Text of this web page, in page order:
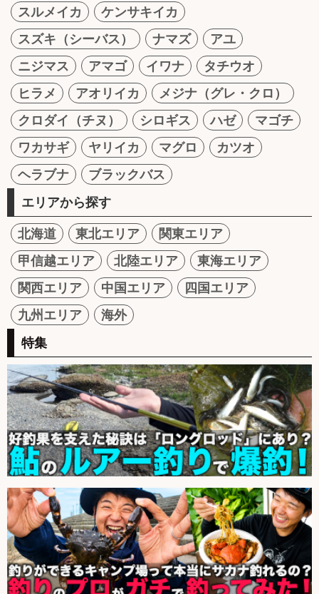
スルメイカ
ケンサキイカ
スズキ（シーバス）
ナマズ
アユ
ニジマス
アマゴ イワナ
タチウオ
ヒラメ
アオリイカ
メジナ（グレ・クロ）
クロダイ（チヌ）
シロギス ハゼ
マゴチ
ワカサギ
ヤリイカ マグロ
カツオ
ヘラブナ
ブラックバス
エリアから探す
北海道 東北エリア
関東エリア
甲信越エリア
北陸エリア
東海エリア
関西エリア
中国エリア
四国エリア
九州エリア
海外
特集